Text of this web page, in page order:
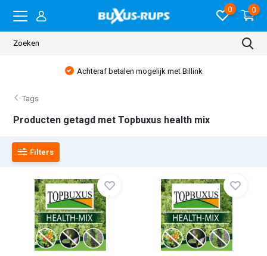
0 0
Achteraf betalen mogelijk met Billink
Tags
Producten getagd met Topbuxus health mix
Filters